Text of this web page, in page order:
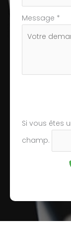
Message *
Si vous êtes
champ.